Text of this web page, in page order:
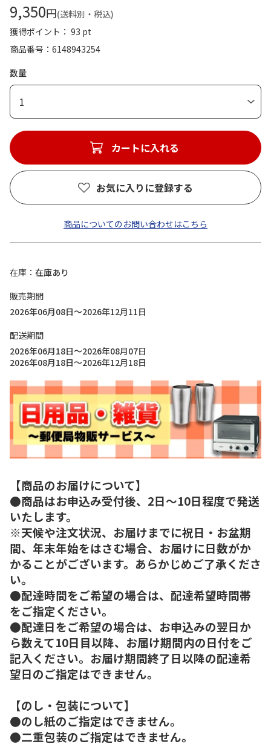
9,350円(送料別・税込)
獲得ポイント： 93 pt
商品番号
6148943254
数量
1
カートに入れる
お気に入りに登録する
商品についてのお問い合わせはこちら
在庫
在庫あり
販売期間
2026年06月08日～2026年12月11日
配送期間
2026年06月18日～2026年08月07日
2026年08月18日～2026年12月18日
【商品のお届けについて】
●商品はお申込み受付後、2日～10日程度で発送
いたします。
※天候や注文状況、お届けまでに祝日・お盆期
間、年末年始をはさむ場合、お届けに日数がか
かることがございます。あらかじめご了承くださ
い。
●配達時間をご希望の場合は、配達希望時間帯
をご指定ください。
●配達日をご希望の場合は、お申込みの翌日か
ら数えて10日目以降、お届け期間内の日付をご
記入ください。お届け期間終了日以降の配達希
望日のご指定はできません。
【のし・包装について】
●のし紙のご指定はできません。
●二重包装のご指定はできません。